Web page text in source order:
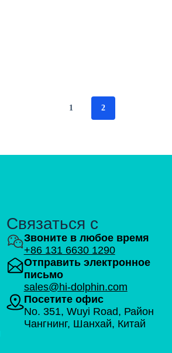
1 2
Связаться с
Звоните в любое время
+86 131 6630 1290
Отправить электронное
письмо
sales@hi-dolphin.com
Посетите офис
No. 351, Wuyi Road, Район
Чангнинг, Шанхай, Китай